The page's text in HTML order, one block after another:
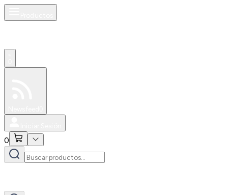
0